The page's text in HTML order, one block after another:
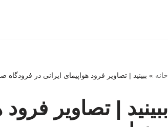
خانه » ببینید | تصاویر فرود هواپیمای ایرانی در فرودگاه
ببینید | تصاویر